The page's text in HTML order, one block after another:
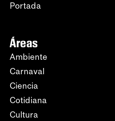
Portada
Áreas
Ambiente
Carnaval
Ciencia
Cotidiana
Cultura